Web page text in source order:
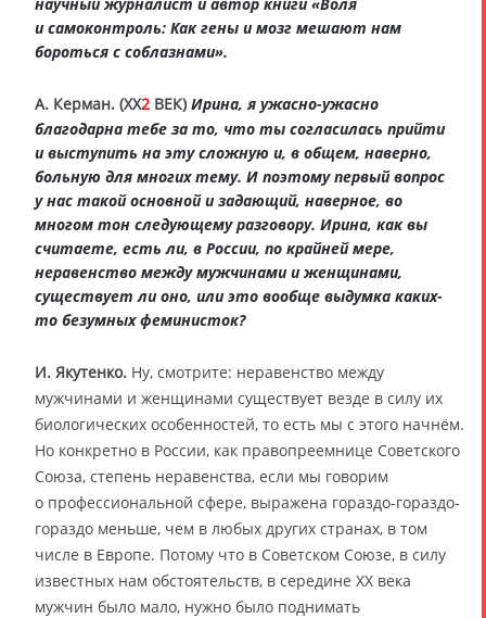
и самоконтроль: Как гены и мозг мешают нам
бороться с соблазнами».
А. Керман. (XX2 ВЕК) Ирина, я ужасно-ужасно
благодарна тебе за то, что ты согласилась прийти
и выступить на эту сложную и, в общем, наверно,
больную для многих тему. И поэтому первый вопрос
у нас такой основной и задающий, наверное, во
многом тон следующему разговору. Ирина, как вы
считаете, есть ли, в России, по крайней мере,
неравенство между мужчинами и женщинами,
существует ли оно, или это вообще выдумка каких-
то безумных феминисток?
И. Якутенко. Ну, смотрите: неравенство между
мужчинами и женщинами существует везде в силу их
биологических особенностей, то есть мы с этого начнём.
Но конкретно в России, как правопреемнице Советского
Союза, степень неравенства, если мы говорим
о профессиональной сфере, выражена гораздо-гораздо-
гораздо меньше, чем в любых других странах, в том
числе в Европе. Потому что в Советском Союзе, в силу
известных нам обстоятельств, в середине XX века
мужчин было мало, нужно было поднимать